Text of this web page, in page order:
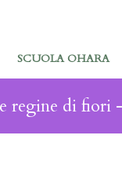
SCUOLA OHARA
regine di